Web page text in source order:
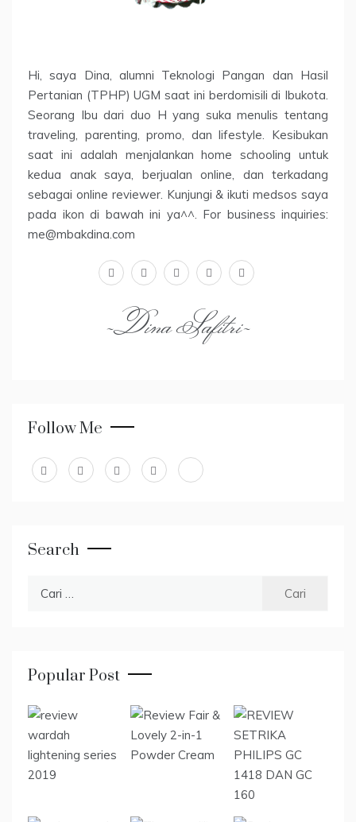
Hi, saya Dina, alumni Teknologi Pangan dan Hasil
Pertanian (TPHP) UGM saat ini berdomisili di Ibukota.
Seorang Ibu dari duo H yang suka menulis tentang
traveling, parenting, promo, dan lifestyle. Kesibukan
saat ini adalah menjalankan home schooling untuk
kedua anak saya, berjualan online, dan terkadang
sebagai online reviewer. Kunjungi & ikuti medsos saya
pada ikon di bawah ini ya^^. For business inquiries:
me@mbakdina.com
facebooktwitterlinkedininstagram
youtube
~Dina Safitri~
Follow Me
Search
Popular Post